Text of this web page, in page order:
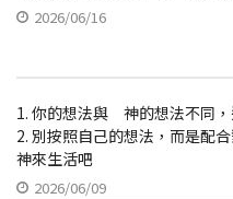
2026/06/16
1. 你的想法與 神的想法不同
2. 別按照自己的想法，而是配
神來生活吧
2026/06/09